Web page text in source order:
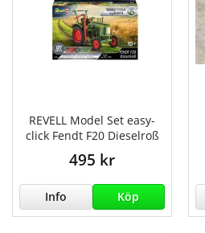
REVELL Model Set easy-
click Fendt F20 Dieselroß
495 kr
Info Köp